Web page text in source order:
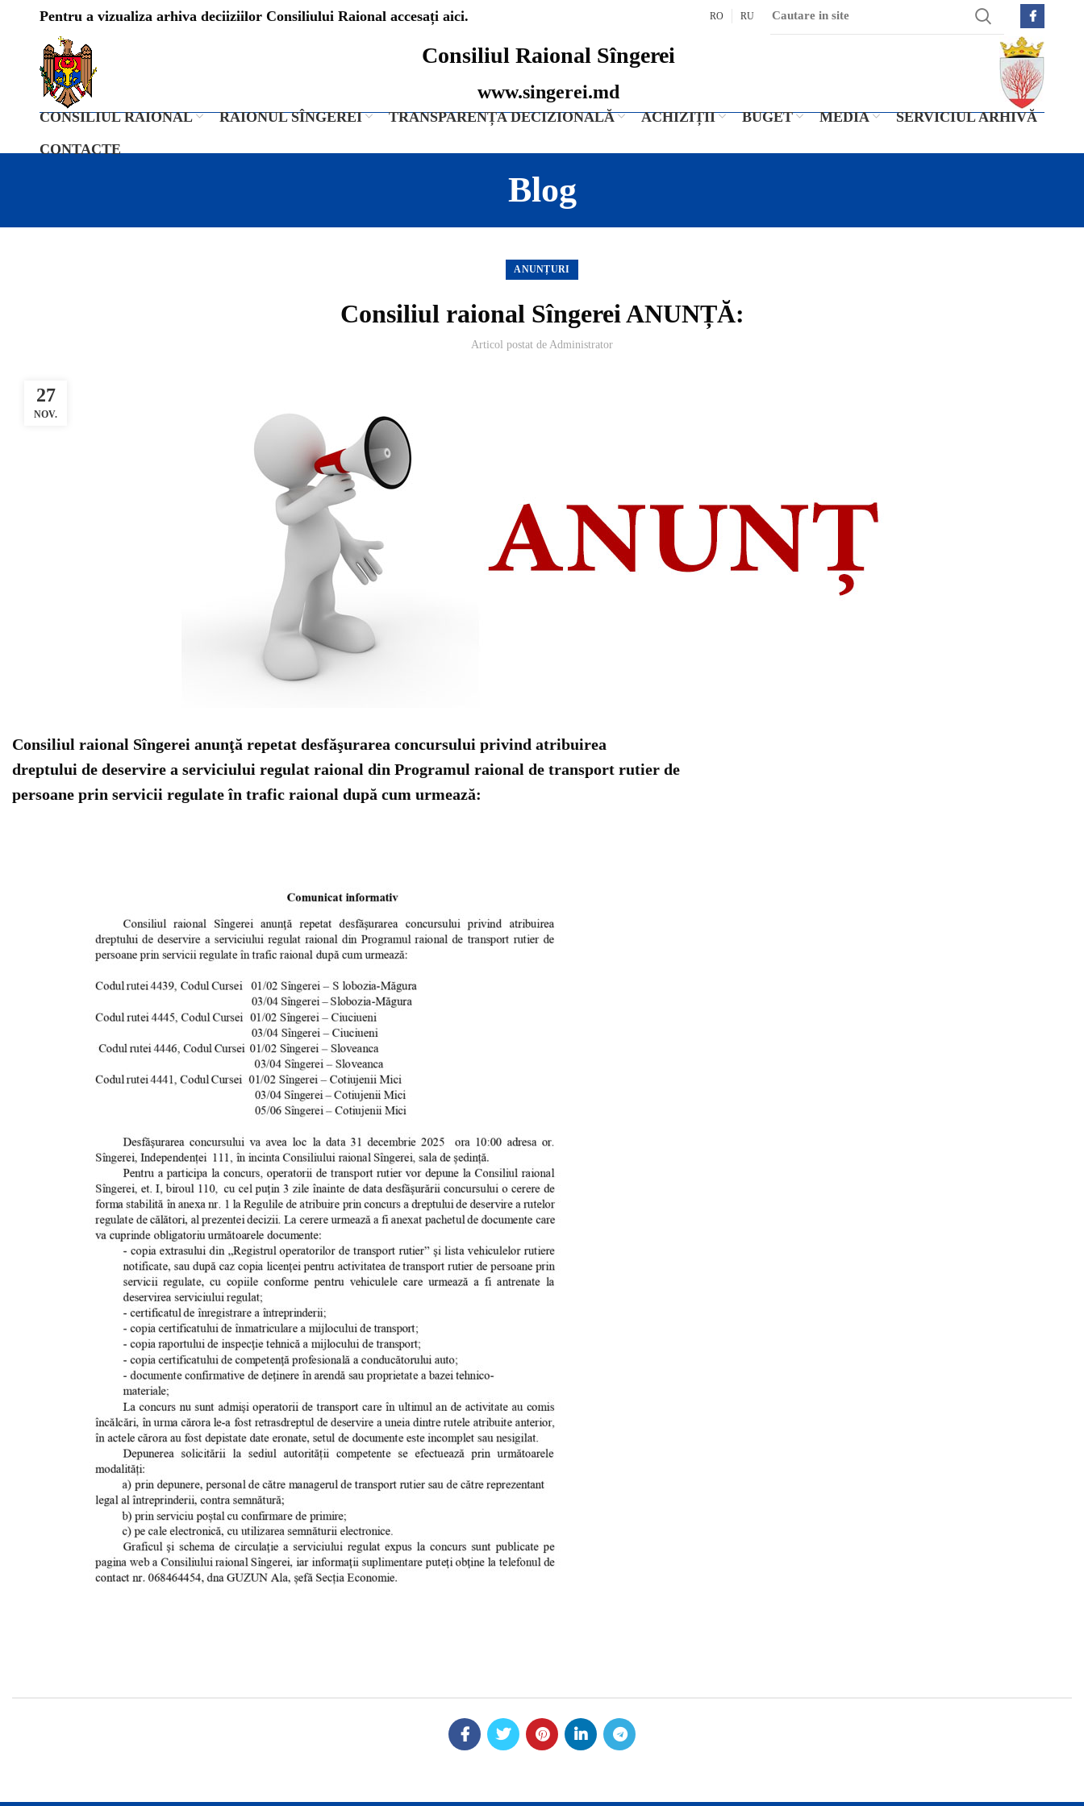
Pentru a vizualiza arhiva deciiziilor Consiliului Raional accesați aici. RO RU
Consiliul Raional Sîngerei
www.singerei.md
CONSILIUL RAIONAL RAIONUL SÎNGEREI TRANSPARENȚA DECIZIONALĂ ACHIZIȚII BUGET MEDIA
SERVICIUL ARHIVĂ
CONTACTE
Blog
ANUNȚURI
Consiliul raional Sîngerei ANUNȚĂ:
Articol postat de Administrator
27
NOV.
Consiliul raional Sîngerei anunţă repetat desfăşurarea concursului privind atribuirea
dreptului de deservire a serviciului regulat raional din Programul raional de transport rutier de
persoane prin servicii regulate în trafic raional după cum urmează: